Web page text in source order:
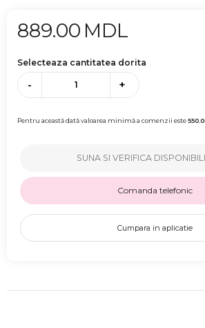
889.00 MDL
Selecteaza cantitatea dorita
- +
Pentru această dată valoarea minimă a comenzii este
SUNA SI VERIFICA
Comanda telefonic
Cumpara in aplicatie